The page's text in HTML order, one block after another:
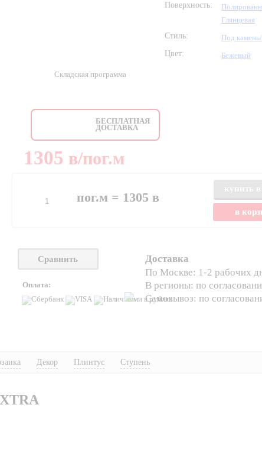
Поверхность:
Глянцевая
Стиль:
Под
Цвет:
Бежевый
Складская программа
БЕСПЛАТНАЯ
ДОСТАВКА
1305 в/пог.м
пог.м = 1305 в
купить
в
Сравнить
Оплата:
Доставка
По Москве: 1-2 рабочих
В регионы: по
Самовывоз: по
Декор Плинтус Ступень